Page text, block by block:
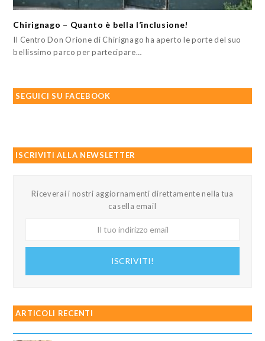
Chirignago – Quanto è bella l’inclusione!
Il Centro Don Orione di Chirignago ha aperto le porte del suo
bellissimo parco per partecipare…
SEGUICI SU FACEBOOK
ISCRIVITI ALLA NEWSLETTER
Riceverai i nostri aggiornamenti direttamente nella tua
casella email
ISCRIVITI!
ARTICOLI RECENTI